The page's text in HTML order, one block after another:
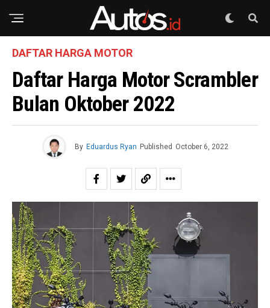
DAFTAR HARGA MOTOR
Daftar Harga Motor Scrambler
Bulan Oktober 2022
By Eduardus Ryan Published October 6, 2022